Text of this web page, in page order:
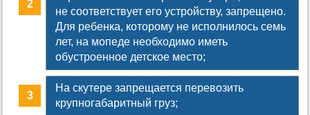
не соответствует его устройству, запрещено.
Для ребенка, которому не исполнилось семь
лет, на мопеде необходимо иметь
обустроенное детское место;
На скутере запрещается перевозить
крупногабаритный груз;